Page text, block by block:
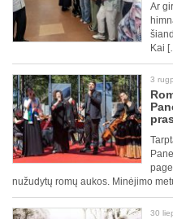
Ar
Kai
3
nužudytų romų aukos. Minėjimo
30